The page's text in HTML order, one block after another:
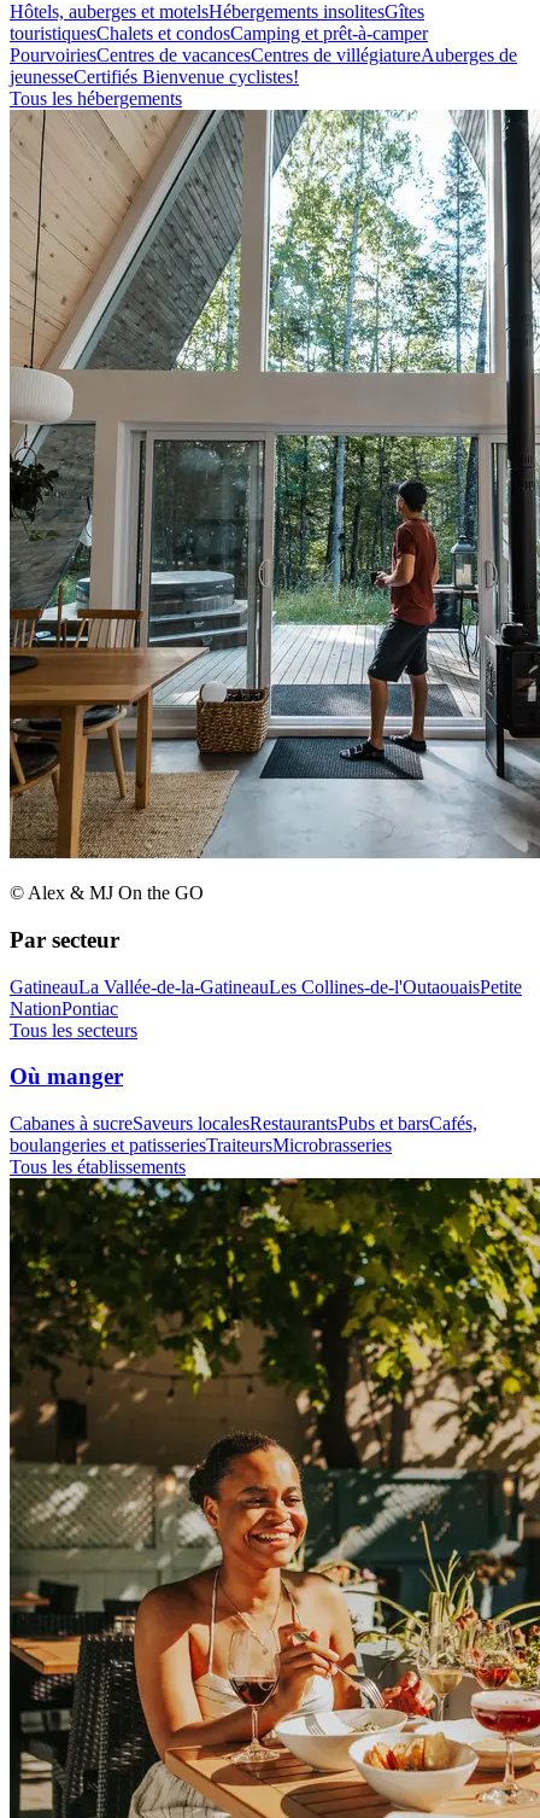
Hôtels, auberges et motelsHébergements insolitesGîtes
touristiquesChalets et condosCamping et prêt-à-camper
PourvoiriesCentres de vacancesCentres de villégiatureAuberges de
jeunesseCertifiés Bienvenue cyclistes!
Tous les hébergements
© Alex & MJ On the GO
Par secteur
GatineauLa Vallée-de-la-GatineauLes Collines-de-l'OutaouaisPetite
NationPontiac
Tous les secteurs
Où manger
Cabanes à sucreSaveurs localesRestaurantsPubs et barsCafés,
boulangeries et patisseriesTraiteursMicrobrasseries
Tous les établissements